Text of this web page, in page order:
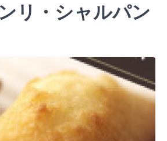
リ・シャルパン